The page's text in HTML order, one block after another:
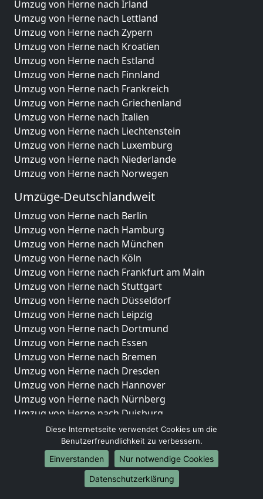
Umzug von Herne nach Irland
Umzug von Herne nach Lettland
Umzug von Herne nach Zypern
Umzug von Herne nach Kroatien
Umzug von Herne nach Estland
Umzug von Herne nach Finnland
Umzug von Herne nach Frankreich
Umzug von Herne nach Griechenland
Umzug von Herne nach Italien
Umzug von Herne nach Liechtenstein
Umzug von Herne nach Luxemburg
Umzug von Herne nach Niederlande
Umzug von Herne nach Norwegen
Umzüge-Deutschlandweit
Umzug von Herne nach Berlin
Umzug von Herne nach Hamburg
Umzug von Herne nach München
Umzug von Herne nach Köln
Umzug von Herne nach Frankfurt am Main
Umzug von Herne nach Stuttgart
Umzug von Herne nach Düsseldorf
Umzug von Herne nach Leipzig
Umzug von Herne nach Dortmund
Umzug von Herne nach Essen
Umzug von Herne nach Bremen
Umzug von Herne nach Dresden
Umzug von Herne nach Hannover
Umzug von Herne nach Nürnberg
Umzug von Herne nach Duisburg
Umzug von Herne nach Bochum
Umzug von Herne nach Wuppertal
Umzug von Herne nach Bielefeld
Umzug von Herne nach Bonn
Umzug von Herne nach Münster
Diese Internetseite verwendet Cookies um die
Benutzerfreundlichkeit zu verbessern.
Einverstanden
Nur notwendige Cookies
Datenschutzerklärung